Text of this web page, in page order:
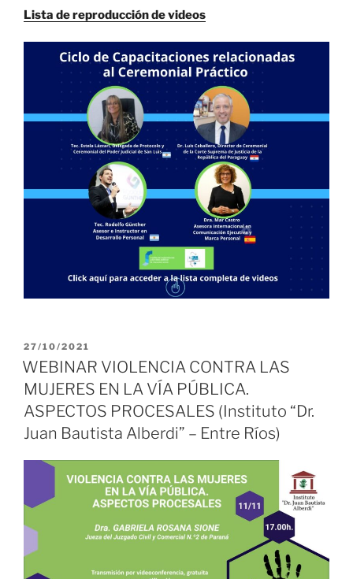
Lista de reproducción de videos
PUBLICADO
EL
27/10/2021
WEBINAR VIOLENCIA CONTRA LAS
MUJERES EN LA VÍA PÚBLICA.
ASPECTOS PROCESALES (Instituto “Dr.
Juan Bautista Alberdi” – Entre Ríos)